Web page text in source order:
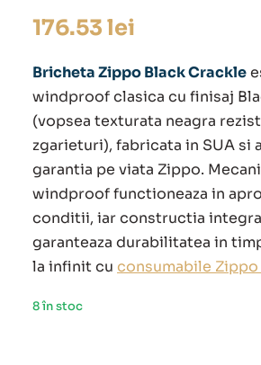
176.53 lei
Bricheta Zippo Black Crackle
windproof clasica cu finisaj
(vopsea texturata neagra
zgarieturi), fabricata in SUA si
garantia pe viata Zippo.
windproof functioneaza in
conditii, iar constructia
garanteaza durabilitatea in
la infinit cu consumabile
8 în stoc